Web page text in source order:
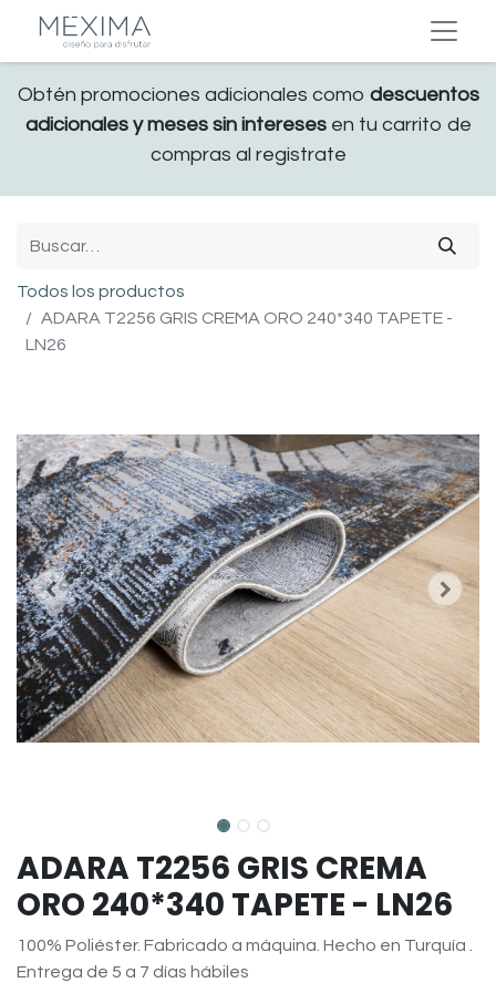
Obtén promociones adicionales como descuentos
adicionales y meses sin interesesen tu carrito de
compras al registrate
Todos los productos
ADARA T2256 GRIS CREMA ORO 240*340 TAPETE -
LN26
ADARA T2256 GRIS CREMA
ORO 240*340 TAPETE - LN26
100% Poliéster. Fabricado a máquina. Hecho en Turquía .
Entrega de 5 a 7 días hábiles